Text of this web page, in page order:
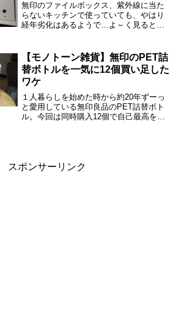
無印のファイルボックス、紫外線に当た
らないキッチンで使っていても、やはり
経年劣化はあるようで…よ～く見ると、
のまま使い続けると割れるかも、と予
想。まだまだそんな気配...
【モノトーン雑貨】無印のPET詰
替ボトルを一気に12個買い足した
ワケ
１人暮らしを始めた時から約20年ずーっ
と愛用している無印良品のPET詰替ボト
ル。今回は同時購入12個で自己最高を更
スポンサーリンク